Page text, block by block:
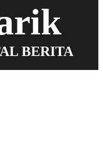
BERITA